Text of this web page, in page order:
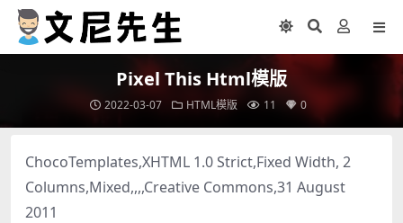
Pixel This Html模版
2022-03-07 HTML模版 11 0
ChocoTemplates,XHTML 1.0 Strict,Fixed Width, 2
Columns,Mixed,,,,Creative Commons,31 August
2011